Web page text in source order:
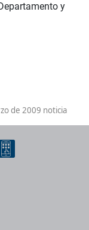
y
de 2009 noticia